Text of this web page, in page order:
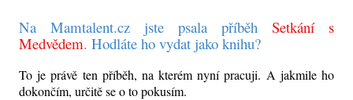
Na Mamtalent.cz jste psala příběh Setkání s
Medvědem. Hodláte ho vydat jako knihu?
To je právě ten příběh, na kterém nyní pracuji. A jakmile ho
dokončím, určitě se o to pokusím.